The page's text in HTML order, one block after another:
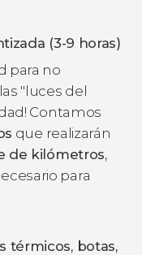
(3-9 horas)
para no
"luces del
Contamos
que realizarán
de kilómetros,
para
térmicos, botas,